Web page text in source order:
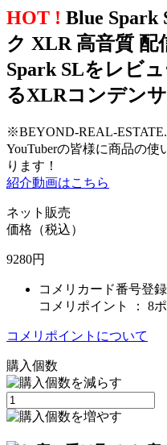
HOT ! Blue Spark
ク XLR 高音質 配
Spark SLをレビ
るXLRコンデン
※BEYOND-REAL-
YouTuberの皆様に商品の
ります！
紹介動画はこちら
ネット販売
価格（税込）
9280円
コメリカード番号登
コメリポイント ： 8
コメリポイントについて
購入個数